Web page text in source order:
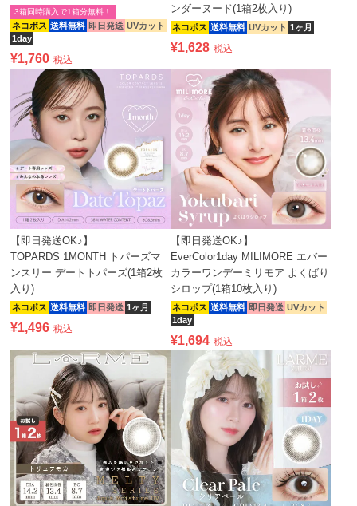
ネコポス 送料無料 即日発送 UVカット
1day
3箱同時購入で1箱分無料！
¥1,760 税込
ンダーヌード(1箱2枚入り)
ネコポス 送料無料 UVカット 1ヶ月
¥1,628 税込
【即日発送OK♪】
TOPARDS 1MONTH トパーズマ
ンスリー デートトパーズ(1箱2枚
入り)
ネコポス 送料無料 即日発送 1ヶ月
¥1,496 税込
【即日発送OK♪】
EverColor1day MILIMORE エバー
カラーワンデーミリモア よくばり
シロップ(1箱10枚入り)
ネコポス 送料無料 即日発送 UVカット
1day
¥1,694 税込